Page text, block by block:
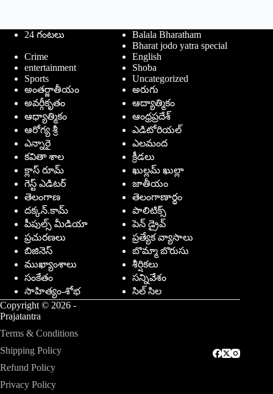
24 గంటలు
Balala Bharatham
Bharat jodo yatra special
Crime
English
entertainment
Shoba
Sports
Uncategorized
అంతర్జాతీయం
అరుగు
అవర్గీకృతం
ఆద్యాత్మికం
ఆధ్యాత్మికం
ఆంధ్రప్రదేశ్
ఆరోగ్య శ్రీ
ఎడిటోరియల్
ఎన్నారై
ఎలమంద
కవితా శాల
క్రీడలు
క్లాస్ రూమ్
ఖుల్లమ్ ఖుల్లా
గెస్ట్ ఎడిటర్
జాతీయం
తెలంగాణ
తెలంగాణార్థం
దక్కన్.కామ్
పాలిటిక్స్
పీపుల్స్ ‌మీడియా
పెన్ డ్రైవ్
ప్రచురణలు
ప్రత్యేక వ్యాసాలు
బిజినెస్
బొమ్మా బొరుసు
ముఖ్యాంశాలు
శీర్షికలు
సంకేతం
సన్నివేశం
సాహిత్యం-శోభ
సిల్ సిల
Copyright © 2026 -
Prajatantra
Terms & Conditions
Shipping Policy
Refund Policy
Privacy Policy